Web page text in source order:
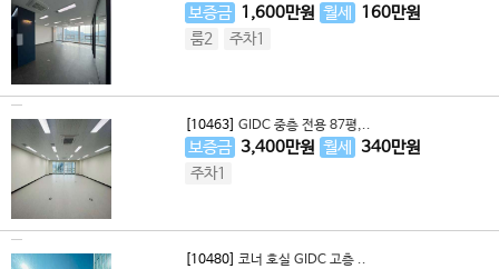
보증금 1,600만원 월세 160만원
룸2 주차1
[10463] GIDC 중층 전용 87평,..
보증금 3,400만원 월세 340만원
주차1
[10480] 코너 호실 GIDC 고층 ..